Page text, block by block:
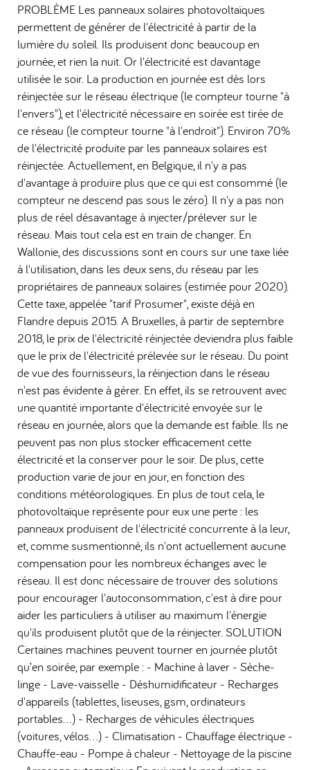
PROBLÈME Les panneaux solaires photovoltaïques
permettent de générer de l'électricité à partir de la
lumière du soleil. Ils produisent donc beaucoup en
journée, et rien la nuit. Or l'électricité est davantage
utilisée le soir. La production en journée est dès lors
réinjectée sur le réseau électrique (le compteur tourne "à
l'envers"), et l'électricité nécessaire en soirée est tirée de
ce réseau (le compteur tourne "à l'endroit"). Environ 70%
de l'électricité produite par les panneaux solaires est
réinjectée. Actuellement, en Belgique, il n'y a pas
d'avantage à produire plus que ce qui est consommé (le
compteur ne descend pas sous le zéro). Il n'y a pas non
plus de réel désavantage à injecter/prélever sur le
réseau. Mais tout cela est en train de changer. En
Wallonie, des discussions sont en cours sur une taxe liée
à l'utilisation, dans les deux sens, du réseau par les
propriétaires de panneaux solaires (estimée pour 2020).
Cette taxe, appelée "tarif Prosumer", existe déjà en
Flandre depuis 2015. A Bruxelles, à partir de septembre
2018, le prix de l'électricité réinjectée deviendra plus faible
que le prix de l'électricité prélevée sur le réseau. Du point
de vue des fournisseurs, la réinjection dans le réseau
n'est pas évidente à gérer. En effet, ils se retrouvent avec
une quantité importante d'électricité envoyée sur le
réseau en journée, alors que la demande est faible. Ils ne
peuvent pas non plus stocker efficacement cette
électricité et la conserver pour le soir. De plus, cette
production varie de jour en jour, en fonction des
conditions météorologiques. En plus de tout cela, le
photovoltaïque représente pour eux une perte : les
panneaux produisent de l'électricité concurrente à la leur,
et, comme susmentionné, ils n'ont actuellement aucune
compensation pour les nombreux échanges avec le
réseau. Il est donc nécessaire de trouver des solutions
pour encourager l'autoconsommation, c'est à dire pour
aider les particuliers à utiliser au maximum l'énergie
qu'ils produisent plutôt que de la réinjecter. SOLUTION
Certaines machines peuvent tourner en journée plutôt
qu’en soirée, par exemple : - Machine à laver - Sèche-
linge - Lave-vaisselle - Déshumidificateur - Recharges
d'appareils (tablettes, liseuses, gsm, ordinateurs
portables...) - Recharges de véhicules électriques
(voitures, vélos...) - Climatisation - Chauffage électrique -
Chauffe-eau - Pompe à chaleur - Nettoyage de la piscine